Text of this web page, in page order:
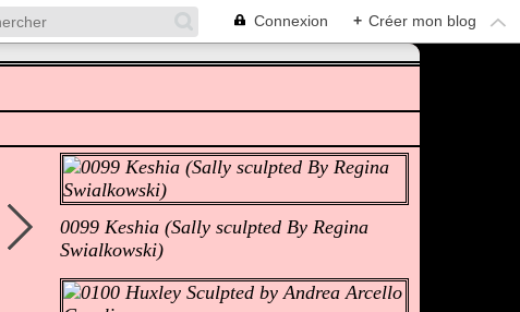
Connexion + Créer mon blog
0099 Keshia (Sally sculpted By Regina
Swialkowski)